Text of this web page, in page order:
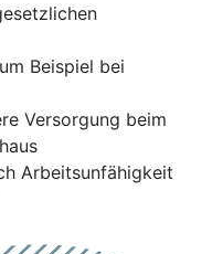
Beispiel bei
Versorgung beim
Arbeitsunfähigkeit